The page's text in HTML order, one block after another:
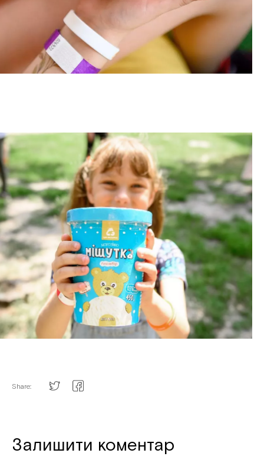
Share:
Залишити коментар